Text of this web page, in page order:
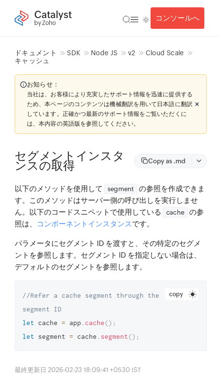
Catalyst
by Zoho
コンソールへ
ドキュメント SDK Node JS v2
Cloud Scale
キャッシュ
お知らせ：
当社は、お客様により充実したサポート情報を迅速に提供する
ため、本ページのコンテンツは機械翻訳を用いて日本語に翻訳
しています。正確かつ最新のサポート情報をご覧いただくに
は、本内容の英語版を参照してください。
セグメントインスタ
ンスの取得 Copy as .md
以下のメソッドを使用して segment
の参照を作成できま
す。このメソッドはサーバー側の呼び出しを実行しませ
ん。以下のコードスニペットで使用している
cache
の参
照は、
コンポーネントインスタンスです。
パラメータにセグメント ID を渡すと、その特定のセグメ
ントを参照します。セグメント ID を指定しない場合は、
デフォルトのセグメントを参照します。
copy
//Refer a cache segment through the
segment ID
let cache = app . cache() ;
let segment = cache . segment() ;
最終更新日 2026-02-23 18:09:41 +0530 IST